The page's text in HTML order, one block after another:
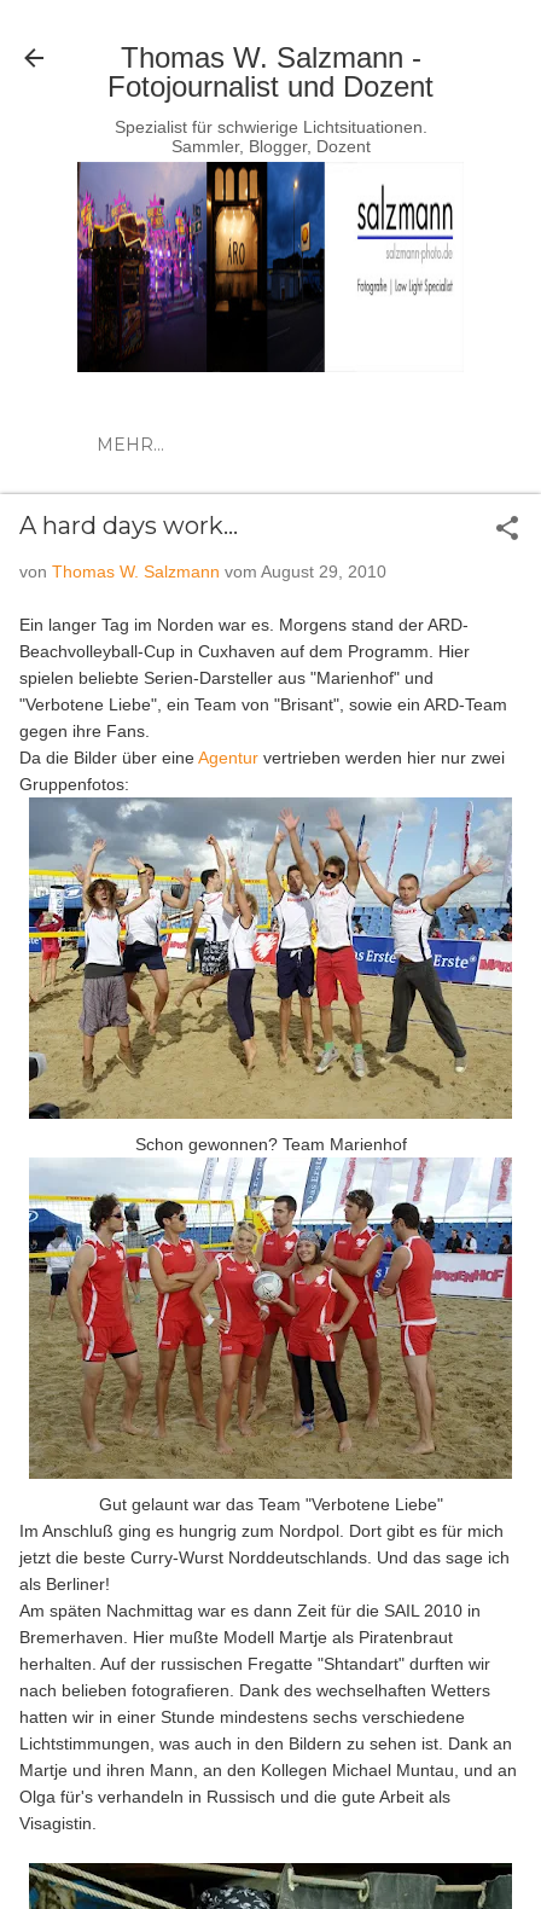
Thomas W. Salzmann -
Fotojournalist und Dozent
Spezialist für schwierige Lichtsituationen.
Sammler, Blogger, Dozent
MEHR…
A hard days work...
von Thomas W. Salzmann vom August 29, 2010
Ein langer Tag im Norden war es. Morgens stand der ARD-
Beachvolleyball-Cup in Cuxhaven auf dem Programm. Hier
spielen beliebte Serien-Darsteller aus "Marienhof" und
"Verbotene Liebe", ein Team von "Brisant", sowie ein ARD-Team
gegen ihre Fans.
Da die Bilder über eineAgentur vertrieben werden hier nur zwei
Gruppenfotos:
Schon gewonnen? Team Marienhof
Gut gelaunt war das Team "Verbotene Liebe"
Im Anschluß ging es hungrig zum Nordpol. Dort gibt es für mich
jetzt die beste Curry-Wurst Norddeutschlands. Und das sage ich
als Berliner!
Am späten Nachmittag war es dann Zeit für die SAIL 2010 in
Bremerhaven. Hier mußte Modell Martje als Piratenbraut
herhalten. Auf der russischen Fregatte "Shtandart" durften wir
nach belieben fotografieren. Dank des wechselhaften Wetters
hatten wir in einer Stunde mindestens sechs verschiedene
Lichtstimmungen, was auch in den Bildern zu sehen ist. Dank an
Martje und ihren Mann, an den Kollegen Michael Muntau, und an
Olga für's verhandeln in Russisch und die gute Arbeit als
Visagistin.